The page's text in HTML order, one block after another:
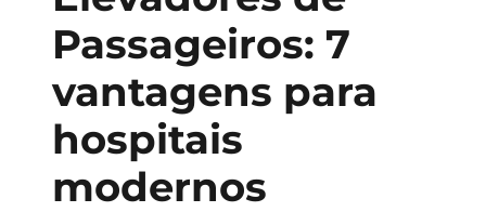
Passageiros: 7
vantagens para
hospitais
modernos